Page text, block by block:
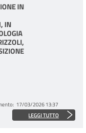
IN
IN
17/03/2026 13:37
LEGGI TUTTO